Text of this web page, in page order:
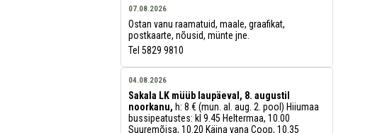
07.08.2026
Ostan vanu raamatuid, maale, graafikat,
postkaarte, nõusid, münte jne.
Tel 5829 9810
04.08.2026
Sakala LK müüb laupäeval, 8. augustil
noorkanu, h: 8 € (mun. al. aug. 2. pool) Hiiumaa
bussipeatustes: kl 9.45 Heltermaa, 10.00
Suuremõisa, 10.20 Käina vana Coop, 10.35